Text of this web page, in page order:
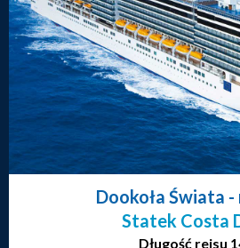
Dookoła Świata -
Statek Costa
Długość rejsu